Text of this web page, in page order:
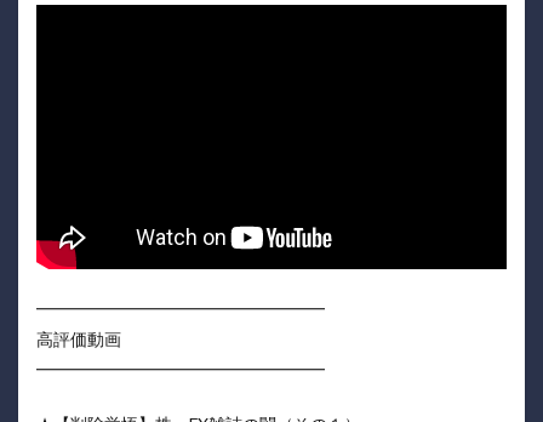
━━━━━━━━━━━━━━━━━
高評価動画
━━━━━━━━━━━━━━━━━